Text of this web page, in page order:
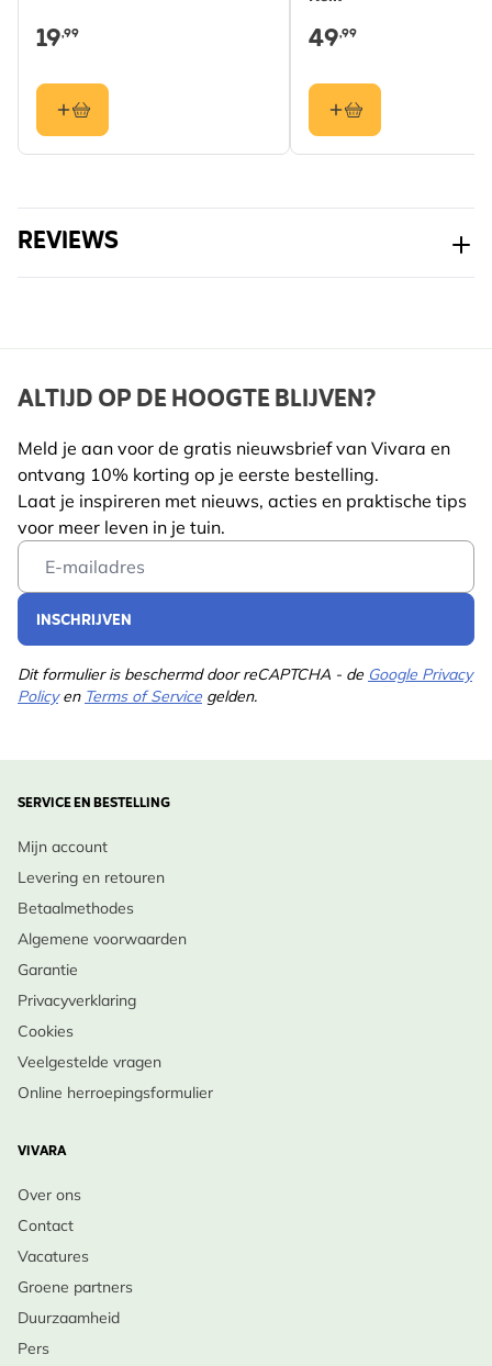
19,99 49,99
REVIEWS
ALTIJD OP DE HOOGTE BLIJVEN?
Meld je aan voor de gratis nieuwsbrief van Vivara en
ontvang 10% korting op je eerste bestelling.
Laat je inspireren met nieuws, acties en praktische tips
voor meer leven in je tuin.
Email Address
INSCHRIJVEN
Dit formulier is beschermd door reCAPTCHA - de Google Privacy
Policyen Terms of Service gelden.
SERVICE EN BESTELLING
Mijn account
Levering en retouren
Betaalmethodes
Algemene voorwaarden
Garantie
Privacyverklaring
Cookies
Veelgestelde vragen
Online herroepingsformulier
VIVARA
Over ons
Contact
Vacatures
Groene partners
Duurzaamheid
Pers